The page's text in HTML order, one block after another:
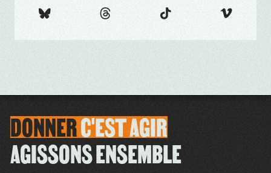
DONNERC'ESTAGIR
AGISSONS ENSEMBLE